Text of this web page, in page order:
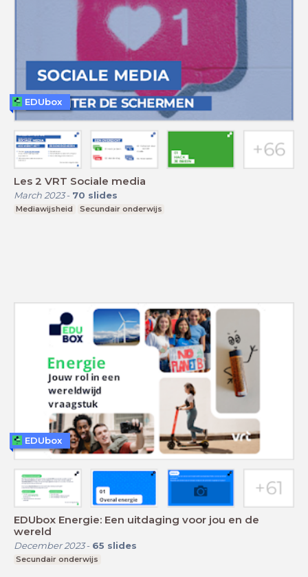
Les 2 VRT Sociale media
March 2023- 70 slides
Mediawijsheid Secundair onderwijs
EDUbox
EDUbox Energie: Een uitdaging voor jou en de
wereld
December 2023- 65 slides
Secundair onderwijs
EDUbox